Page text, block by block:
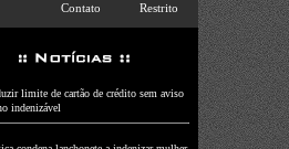
Contato Restrito
limite de cartão de crédito sem aviso
indenizável